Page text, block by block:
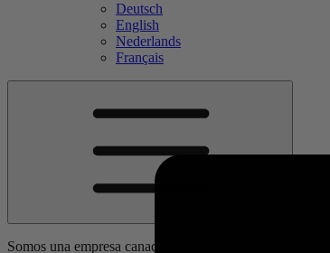
Deutsch
English
Nederlands
Français
Somos una empresa canadiense. Los precios incluyen